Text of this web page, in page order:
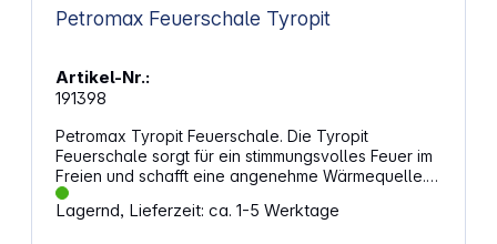
Petromax Feuerschale Tyropit
Artikel-Nr.:
191398
Petromax Tyropit Feuerschale. Die Tyropit
Feuerschale sorgt für ein stimmungsvolles Feuer im
Freien und schafft eine angenehme Wärmequelle.
Durch die durchdachte Bauweise bleibt das Feuer
gut geschützt und die Glut hält lange an. Mit ihrem
Lagernd, Lieferzeit: ca. 1-5 Werktage